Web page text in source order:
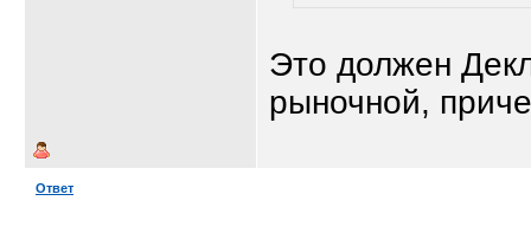
Это должен
рыночной,
Ответ